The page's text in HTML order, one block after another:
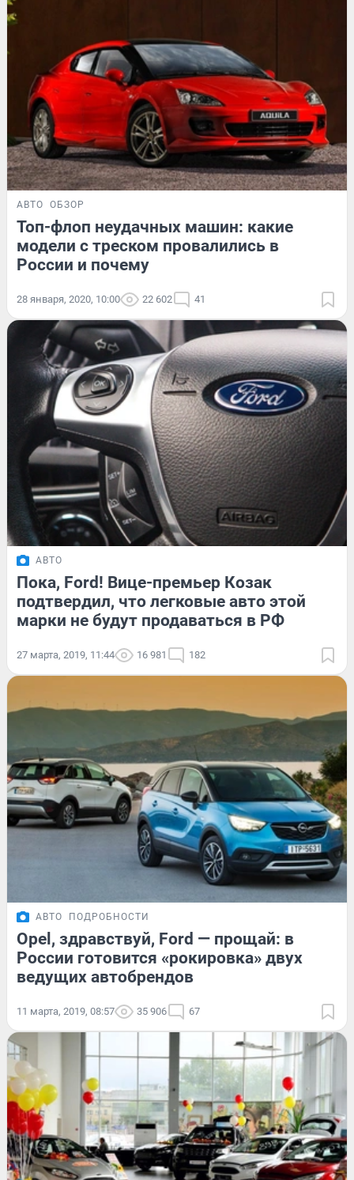
АВТО ОБЗОР
Топ-флоп неудачных машин: какие
модели с треском провалились в
России и почему
28 января, 2020, 10:00 22 602 41
АВТО
Пока, Ford! Вице-премьер Козак
подтвердил, что легковые авто этой
марки не будут продаваться в РФ
27 марта, 2019, 11:44 16 981 182
АВТО ПОДРОБНОСТИ
Opel, здравствуй, Ford — прощай: в
России готовится «рокировка» двух
ведущих автобрендов
11 марта, 2019, 08:57 35 906 67